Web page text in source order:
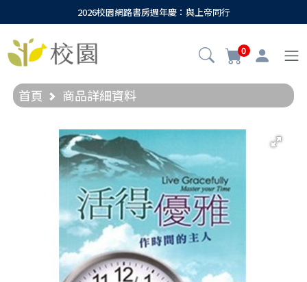
2026校園網路書房週年慶：與上帝同行
0
首頁 商品詳細資料